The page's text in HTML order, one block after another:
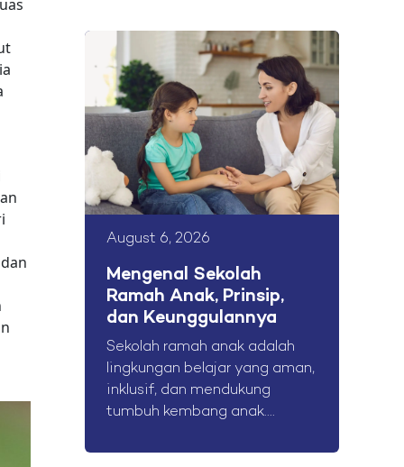
August 6, 2026
Mengenal Sekolah
Ramah Anak, Prinsip,
dan Keunggulannya
Sekolah ramah anak adalah
lingkungan belajar yang aman,
inklusif, dan mendukung
tumbuh kembang anak....